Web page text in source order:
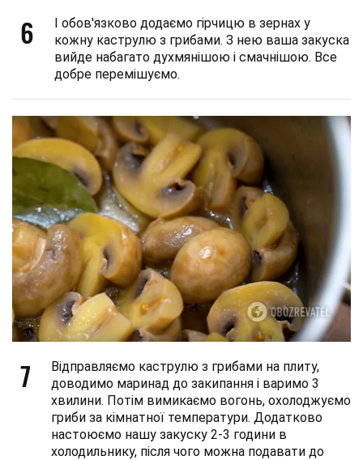
6
І обов'язково додаємо гірчицю в зернах у
кожну каструлю з грибами. З нею ваша закуска
вийде набагато духмянішою і смачнішою. Все
добре перемішуємо.
7
Відправляємо каструлю з грибами на плиту,
доводимо маринад до закипання і варимо 3
хвилини. Потім вимикаємо вогонь, охолоджуємо
гриби за кімнатної температури. Додатково
настоюємо нашу закуску 2-3 години в
холодильнику, після чого можна подавати до